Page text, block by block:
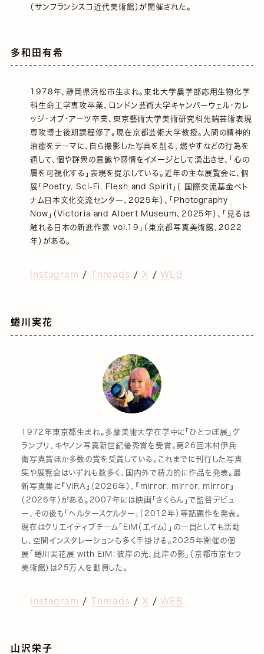
（サンフランシスコ近代美術館）が開催された。
多和田有希
1978年、静岡県浜松市生まれ。東北大学農学部応用生物化学
科生命工学専攻卒業、ロンドン芸術大学キャンバーウェル・カレ
ッジ・オブ・アーツ卒業、東京藝術大学美術研究科先端芸術表現
専攻博士後期課程修了。現在京都芸術大学教授。人間の精神的
治癒をテーマに、自ら撮影した写真を削る、燃やすなどの行為を
通して、個や群衆の意識や感情をイメージとして湧出させ、「心の
層を可視化する」表現を提示している。近年の主な展覧会に、個
展「Poetry, Sci-Fi, Flesh and Spirit」（ 国際交流基金ベト
ナム日本文化交流センター、2025年）、「Photography
Now」（Victoria and Albert Museum、2025年）、「見るは
触れる日本の新進作家 vol.19」（東京都写真美術館、2022
年）がある。
Instagram / Threads / X / WEB
蜷川実花
1972年東京都生まれ。多摩美術大学在学中に「ひとつぼ展」グ
ランプリ、キヤノン写真新世紀優秀賞を受賞。第26回木村伊兵
衛写真賞ほか多数の賞を受賞している。これまでに刊行した写真
集や展覧会はいずれも数多く、国内外で精力的に作品を発表。最
新写真集に『VIRA』（2026年）、『mirror, mirror, mirror』
（2026年）がある。2007年には映画「さくらん」で監督デビュ
ー、その後も「ヘルタースケルター」（2012年）等話題作を発表。
現在はクリエイティブチーム「EiM（エイム）」の一員としても活動
し、空間インスタレーションも多く手掛ける。2025年開催の個
展「蜷川実花展 with EiM：彼岸の光、此岸の影」（京都市京セラ
美術館）は25万人を動員した。
Instagram / Threads / X / WEB
山沢栄子